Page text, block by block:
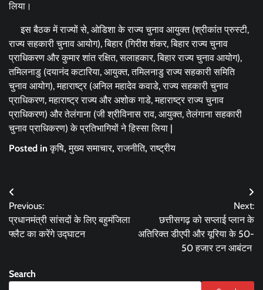
लिया।
इस बैठक में राज्यों से, ओडिशा के राज्य चुनाव आयुक्त (श्रीकांत प्रुस्टी,
राज्य सहकारी चुनाव आयोग), बिहार (गिरीश शंकर, बिहार राज्य चुनाव
प्राधिकरण और कुमार शांत रक्षित, सलाहकार, बिहार राज्य चुनाव आयोग),
तमिलनाडु (दयानंद कटारिया, आयुक्त, तमिलनाडु राज्य सहकारी समिति
चुनाव आयोग), महाराष्ट्र (अनिल महादेव कवाडे, राज्य सहकारी चुनाव
प्राधिकरण, महाराष्ट्र राज्य और अशोक गाडे, महाराष्ट्र राज्य चुनाव
प्राधिकरण) और तेलंगाना (जी श्रीविनास राव, आयुक्त, तेलंगाना सहकारी
चुनाव प्राधिकरण) के प्रतिभागियों ने हिस्सा लिया |
Posted inकृषि,मुख्य समाचार,राजनीति,राष्ट्रीय
Post
navigation
Previous:
प्रधानमंत्री सांसदों के लिए बहुमंजिला
फ्लैट का करेंगे उद्घाटन
Next:
छत्तीसगढ़ को सप्लाई प्लान के
अतिरिक्त डीएपी और यूरिया के 50-
50 हजार टन आबंटन
Search